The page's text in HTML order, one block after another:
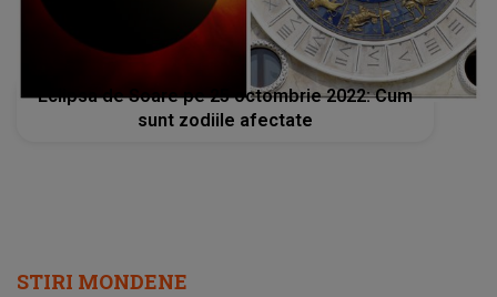
Eclipsa de Soare pe 25 octombrie 2022: Cum
sunt zodiile afectate
STIRI MONDENE